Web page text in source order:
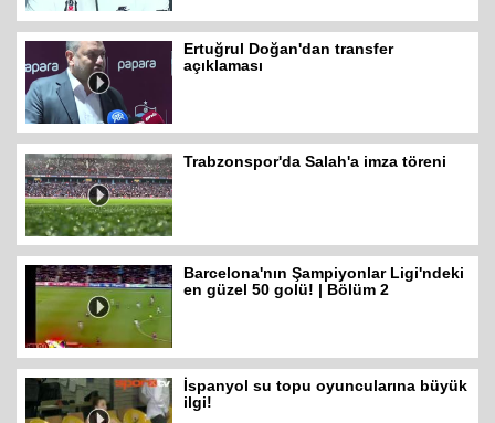
Ertuğrul Doğan'dan transfer
açıklaması
Trabzonspor'da Salah'a imza töreni
Barcelona'nın Şampiyonlar Ligi'ndeki
en güzel 50 golü! | Bölüm 2
İspanyol su topu oyuncularına büyük
ilgi!